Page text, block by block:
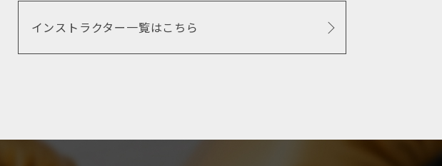
インストラクター一覧はこちら